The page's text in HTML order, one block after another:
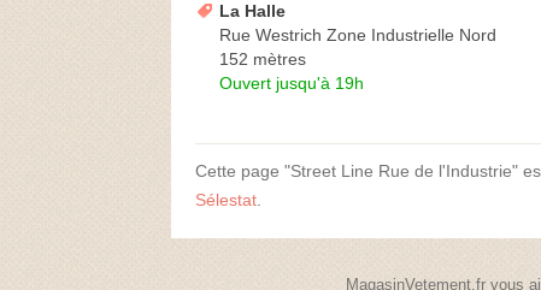
La Halle
Rue Westrich Zone Industrielle Nord
152 mètres
Ouvert jusqu'à 19h
Cette page "Street Line Rue de l'Industrie"
Sélestat
MagasinVetement.fr vous